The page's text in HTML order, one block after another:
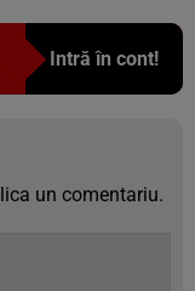
Intră în cont!
un comentariu.